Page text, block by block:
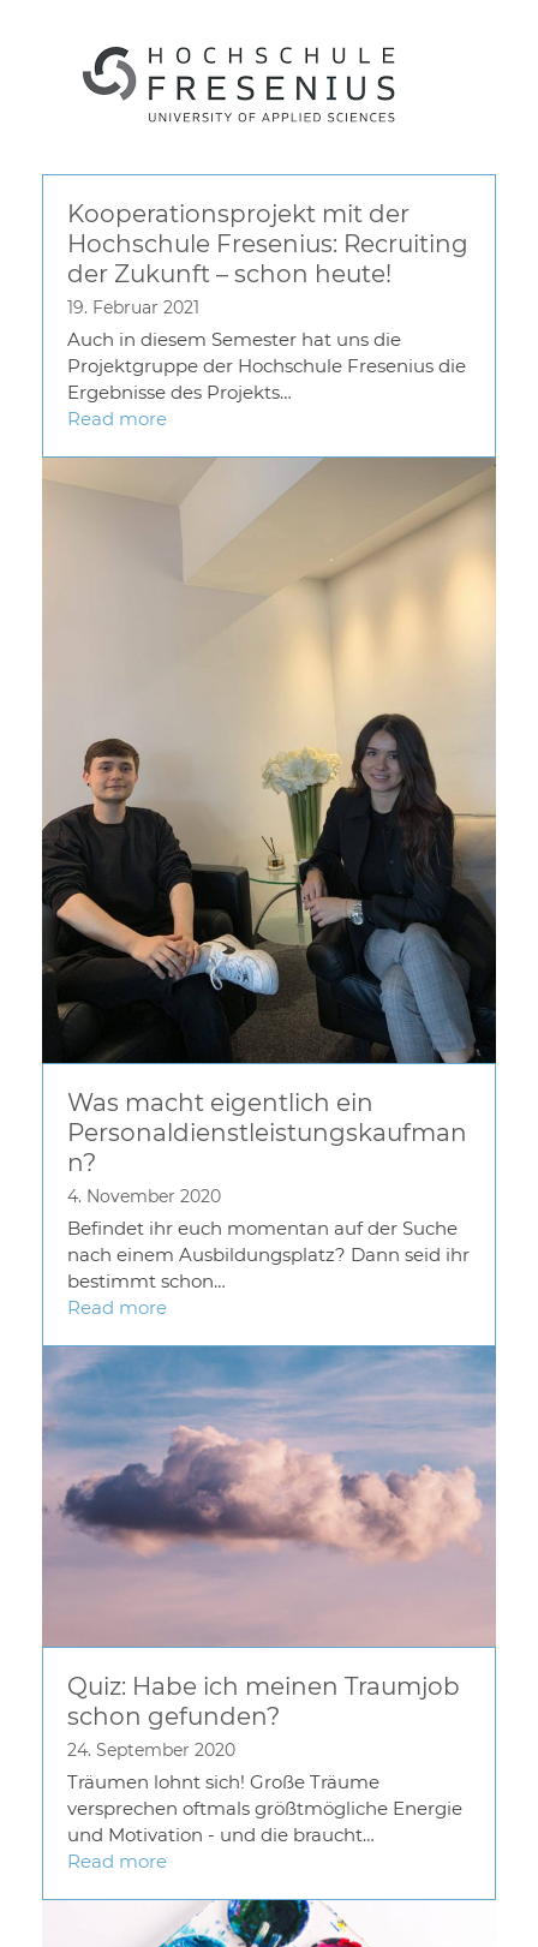
Kooperationsprojekt mit der
Hochschule Fresenius: Recruiting
der Zukunft – schon heute!
19. Februar 2021
Auch in diesem Semester hat uns die
Projektgruppe der Hochschule Fresenius die
Ergebnisse des Projekts…
Read more
Was macht eigentlich ein
Personaldienstleistungskaufman
n?
4. November 2020
Befindet ihr euch momentan auf der Suche
nach einem Ausbildungsplatz? Dann seid ihr
bestimmt schon…
Read more
Quiz: Habe ich meinen Traumjob
schon gefunden?
24. September 2020
Träumen lohnt sich! Große Träume
versprechen oftmals größtmögliche Energie
und Motivation - und die braucht…
Read more